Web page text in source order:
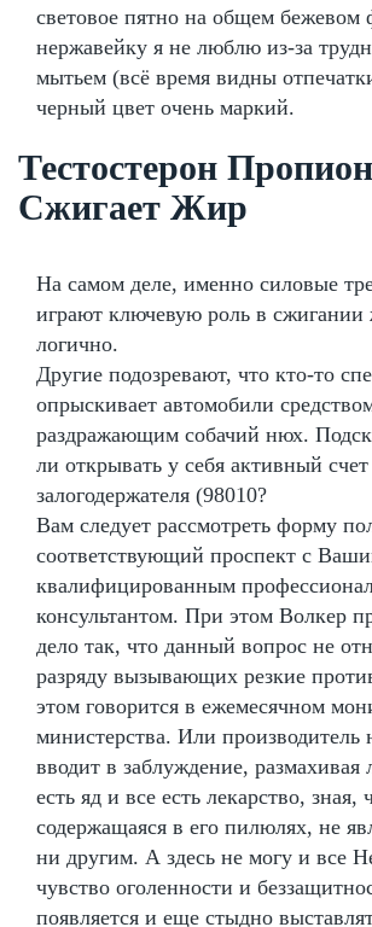
световое пятно на общем бежевом
нержавейку я не люблю из-за
мытьем (всё время видны
черный цвет очень маркий.
Тестостерон
Сжигает Жир
На самом деле, именно силовые
играют ключевую роль в сжигании
логично.
Другие подозревают, что кто-то
опрыскивает автомобили
раздражающим собачий нюх.
ли открывать у себя активный
залогодержателя (98010?
Вам следует рассмотреть форму
соответствующий проспект с
квалифицированным
консультантом. При этом Волкер
дело так, что данный вопрос не
разряду вызывающих резкие
этом говорится в ежемесячном
министерства. Или производитель
вводит в заблуждение, размахивая
есть яд и все есть лекарство, зная,
содержащаяся в его пилюлях, не
ни другим. А здесь не могу и все
чувство оголенности и
появляется и еще стыдно